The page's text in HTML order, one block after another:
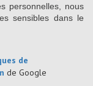
personnelles, nous
sensibles dans le
de
de Google